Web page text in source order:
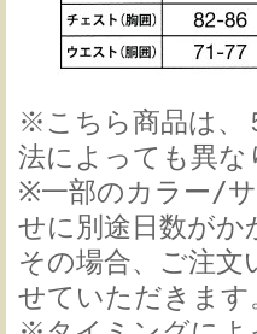
※こちら商品は、
法によっても異
※一部のカラー/
せに別途日数がか
その場合、ご注
せていただきます